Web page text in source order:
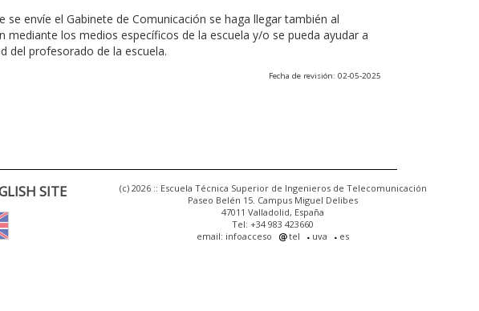
envíe el Gabinete de Comunicación se haga llegar también al
los medios específicos de la escuela y/o se pueda ayudar a
del profesorado de la escuela.
Fecha de revisión: 02-05-2025
SITE
(c) 2026 :: Escuela Técnica Superior de Ingenieros de Telecomunicación
Paseo Belén 15. Campus Miguel Delibes
47011 Valladolid, España
Tel: +34 983 423660
email: infoacceso
tel uva es